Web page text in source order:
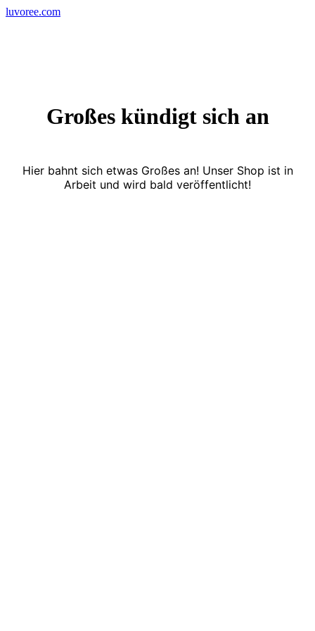
Skip
luvoree.com
Großes kündigt sich an
Hier bahnt sich etwas Großes an! Unser Shop ist in
Arbeit und wird bald veröffentlicht!